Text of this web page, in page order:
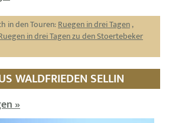
in den Touren:Ruegen in drei Tagen,
in drei Tagen zu den Stoertebeker
WALDFRIEDEN SELLIN
»